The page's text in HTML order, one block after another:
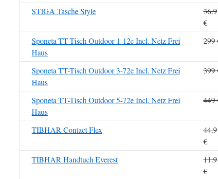
STIGA Tasche Style
36.9
€
Sponeta TT-Tisch Outdoor 1-12e Incl. Netz Frei
Haus
299
Sponeta TT-Tisch Outdoor 3-72e Incl. Netz Frei
Haus
399
Sponeta TT-Tisch Outdoor 5-72e Incl. Netz Frei
Haus
449
TIBHAR Contact Flex
44.9
€
TIBHAR Handtuch Everest
11.9
€